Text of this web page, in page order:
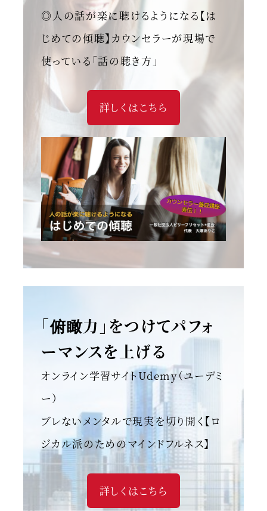
◎人の話が楽に聴けるようになる【は
じめての傾聴】カウンセラーが現場で
使っている「話の聴き方」
詳しくはこちら
「俯瞰力」をつけてパフォ
ーマンスを上げる
オンライン学習サイトUdemy（ユーデミ
ー）
ブレないメンタルで現実を切り開く【ロ
ジカル派のためのマインドフルネス】
詳しくはこちら